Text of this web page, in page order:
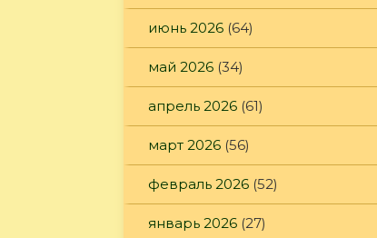
июнь 2026 (64)
май 2026 (34)
апрель 2026 (61)
март 2026 (56)
февраль 2026 (52)
январь 2026 (27)